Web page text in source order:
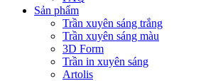
Sản phẩm
Trần xuyên sáng trắng
Trần xuyên sáng màu
3D Form
Trần in xuyên sáng
Artolis